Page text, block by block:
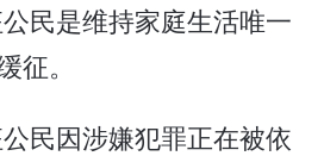
民是维持家庭生活唯一
征。
民因涉嫌犯罪正在被依